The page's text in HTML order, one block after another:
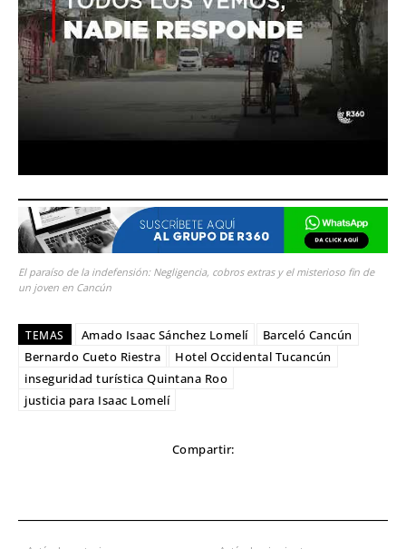
El paraíso de la indefensión: Negligencia, cobros extras y el misterioso fin de
un joven en Cancún
TEMAS Amado Isaac Sánchez Lomelí
Barceló Cancún
Bernardo Cueto Riestra
Hotel Occidental Tucancún
inseguridad turística Quintana Roo
justicia para Isaac Lomelí
Compartir: